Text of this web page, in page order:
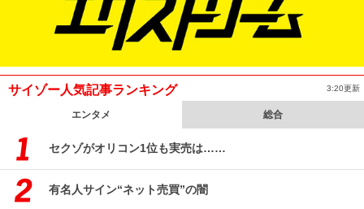
サイゾー人気記事ランキング 3:20更新
エンタメ 総合
セクゾがオリコン1位も実売は……
有名人サイン“ネット売買”の闇